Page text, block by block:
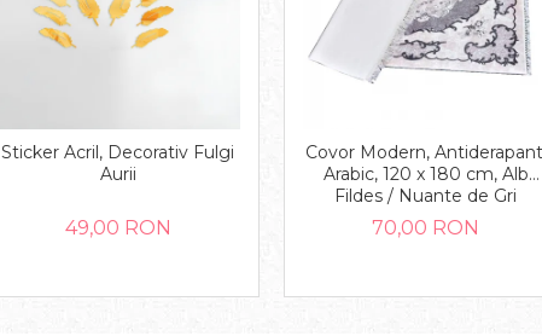
Sticker Acril, Decorativ Fulgi
Aurii
49,00 RON
Covor Modern,
Arabic, 120 x 180 cm, Alb
Fildes / Nuante de Gri
70,00 RON